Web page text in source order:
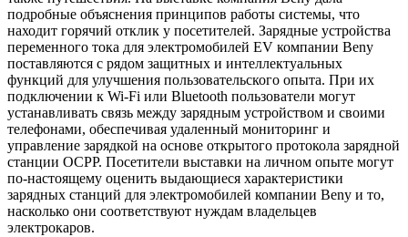
подробные объяснения принципов работы системы, что
находит горячий отклик у посетителей. Зарядные устройства
переменного тока для электромобилей EV компании Beny
поставляются с рядом защитных и интеллектуальных
функций для улучшения пользовательского опыта. При их
подключении к Wi-Fi или Bluetooth пользователи могут
устанавливать связь между зарядным устройством и своими
телефонами, обеспечивая удаленный мониторинг и
управление зарядкой на основе открытого протокола зарядной
станции OCPP. Посетители выставки на личном опыте могут
по-настоящему оценить выдающиеся характеристики
зарядных станций для электромобилей компании Beny и то,
насколько они соответствуют нуждам владельцев
электрокаров.